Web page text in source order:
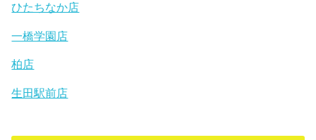
ひたちなか店
一橋学園店
柏店
生田駅前店